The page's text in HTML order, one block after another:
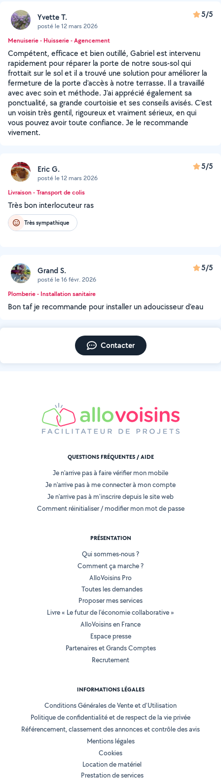
Yvette T.
posté le 12 mars 2026
5/5
Menuiserie - Huisserie - Agencement
Compétent, efficace et bien outillé, Gabriel est intervenu
rapidement pour réparer la porte de notre sous-sol qui
frottait sur le sol et il a trouvé une solution pour améliorer la
fermeture de la porte d'accès à notre terrasse. Il a travaillé
avec avec soin et méthode. J'ai apprécié également sa
ponctualité, sa grande courtoisie et ses conseils avisés. C'est
un voisin très gentil, rigoureux et vraiment sérieux, en qui
vous pouvez avoir toute confiance. Je le recommande
vivement.
Eric G.
posté le 12 mars 2026
5/5
Livraison - Transport de colis
Très bon interlocuteur ras
Très sympathique
Grand S.
posté le 16 févr. 2026
5/5
Plomberie - Installation sanitaire
Bon taf je recommande pour installer un adoucisseur d’eau
Contacter
QUESTIONS FRÉQUENTES / AIDE
Je n'arrive pas à faire vérifier mon mobile
Je n'arrive pas à me connecter à mon compte
Je n'arrive pas à m'inscrire depuis le site web
Comment réinitialiser / modifier mon mot de passe
PRÉSENTATION
Qui sommes-nous ?
Comment ça marche ?
AlloVoisins Pro
Toutes les demandes
Proposer mes services
Livre « Le futur de l'économie collaborative »
AlloVoisins en France
Espace presse
Partenaires et Grands Comptes
Recrutement
INFORMATIONS LÉGALES
Conditions Générales de Vente et d'Utilisation
Politique de confidentialité et de respect de la vie privée
Référencement, classement des annonces et contrôle des avis
Mentions légales
Cookies
Location de matériel
Prestation de services